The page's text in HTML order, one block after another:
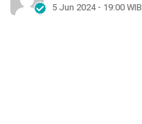
5 Jun 2024 - 19:00 WIB